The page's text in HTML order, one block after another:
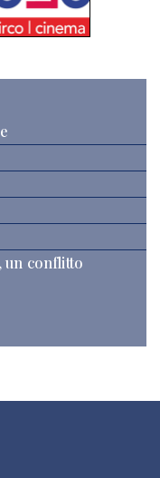
un conflitto